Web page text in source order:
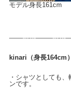
モデル身長161cm
kinari（身長164cm
・シャツとしても
ンです。